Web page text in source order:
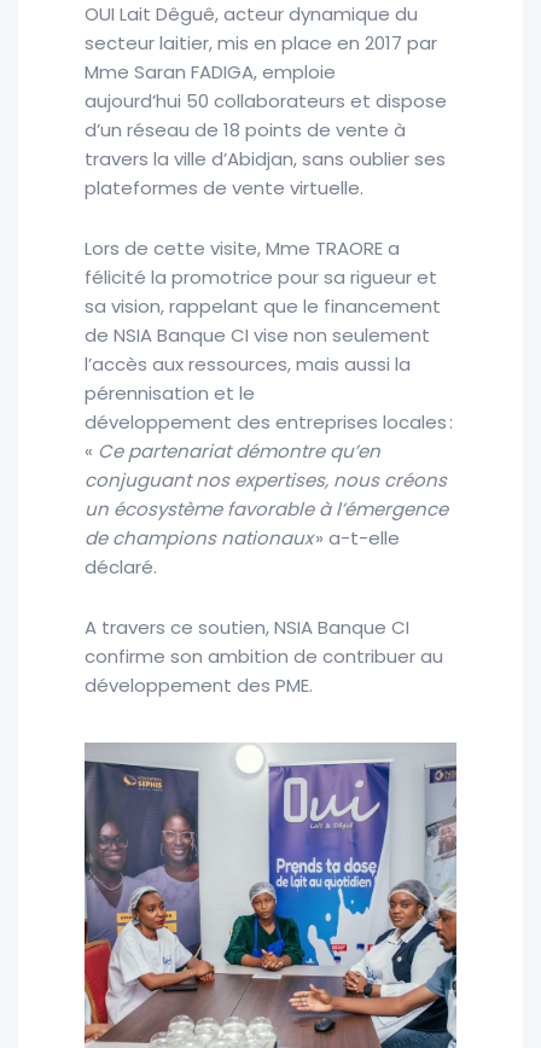
OUI Lait Dêguê, acteur dynamique du
secteur laitier, mis en place en 2017 par
Mme Saran FADIGA,emploie
aujourd’hui 50 collaborateurs et dispose
d’un réseau de 18 points de vente à
travers la ville d’Abidjan, sans oublier ses
plateformes de vente virtuelle.
Lors de cette visite, Mme TRAORE a
félicité la promotrice pour sa rigueur et
sa vision, rappelant que le financement
de NSIA Banque CI vise non seulement
l’accès aux ressources, mais aussi la
pérennisation et le
développement des entreprises locales :
« Ce partenariat démontre qu’en
conjuguant nos expertises, nous créons
un écosystème favorable à l’émergence
de champions nationaux» a-t-elle
déclaré.
A travers ce soutien, NSIA Banque CI
confirme son ambition de contribuer au
développement des PME.